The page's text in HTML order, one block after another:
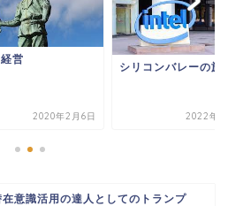
営
2020年2月6日
シリコンバレーの旗
2022年3
在意識活用の達人としてのトランプ